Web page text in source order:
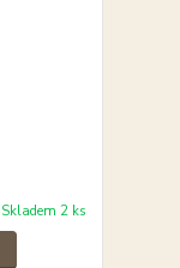
Skladem 2 ks